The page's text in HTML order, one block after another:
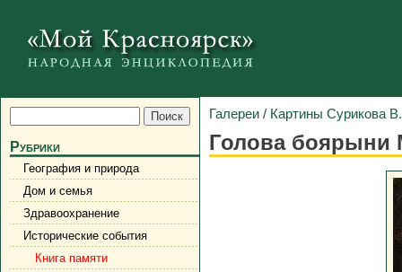
Рубрики
География и природа
Дом и семья
Здравоохранение
Исторические события
Книга памяти
Галереи / Картины Сурикова
Голова боярыни